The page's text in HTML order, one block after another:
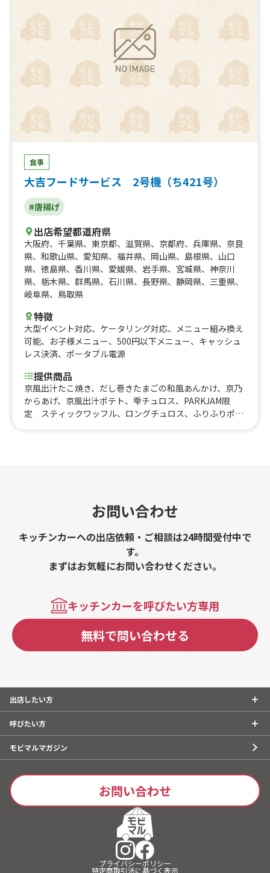
ーホイップミックスナッツ)、スティックワッフル(ストロ
ベリーホイップチョコチョコチップ)、スティックワッフ
ル(ストロベリーホイップカラフルチップ)、スティックワ
ッフル(チョコホイップミックスナッツ)、スティックワッ
フル(チョコホイップチョコチップ)、スティックワッフル
(チョコホイップカラフルチップ)、スティックワッフル(キ
ル(ストロベリー)、スティックワッフル(チョコ)、アイ
ス、唐揚げ、焼きそば、かき氷、異次元の大学芋、ケイジ
ャンチキン、ミートタコス 、低糖質シーフードガパオライ
ス、低糖質エビ入りガパオライス、低糖質イカ入りガパオ
ライス、低糖質ガパオライス
食事
大吉フードサービス 2号機（ち421号）
#唐揚げ
出店希望都道府県
大阪府、 千葉県、 東京都、 滋賀県、 京都府、 兵庫県、 奈良
県、 和歌山県、 愛知県、 福井県、 岡山県、 島根県、 山口
県、 徳島県、 香川県、 愛媛県、 岩手県、 宮城県、 神奈川
県、 栃木県、 群馬県、 石川県、 長野県、 静岡県、 三重県、
岐阜県、 鳥取県
特徴
大型イベント対応、 ケータリング対応、 メニュー組み換え
可能、 お子様メニュー、 500円以下メニュー、 キャッシュ
レス決済、 ポータブル電源
提供商品
京風出汁たこ焼き、だし巻きたまごの和風あんかけ、京乃
からあげ、京風出汁ポテト、雫チュロス、PARKJAM限
定 スティックワッフル、ロングチュロス、ふりふりポテ
お問い合わせ
キッチンカーへの出店依頼・ご相談は24時間受付中で
す。
まずはお気軽にお問い合わせください。
キッチンカーを呼びたい方専用
無料で問い合わせる
出店したい方
呼びたい方
モビマルマガジン
お問い合わせ
プライバシーポリシー
特定商取引法に基づく表示